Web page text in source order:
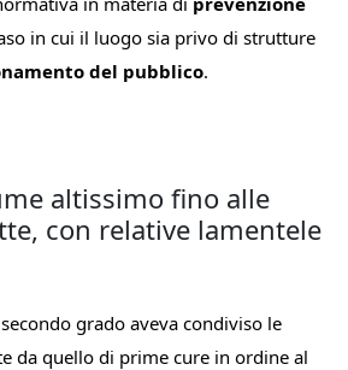
in cui il luogo sia privo di strutture
del pubblico.
altissimo fino alle
con relative lamentele
grado aveva condiviso le
da quello di prime cure in ordine al